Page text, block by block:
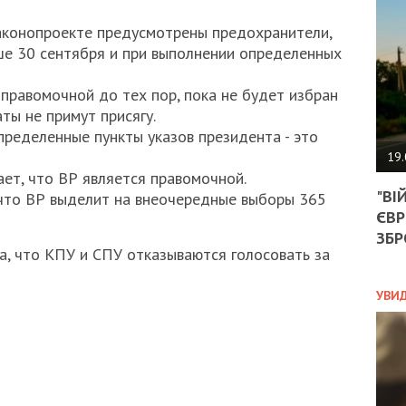
предусмотрены предохранители,
30 сентября и при выполнении определенных
до тех пор, пока не будет избран
не примут присягу.
пункты указов президента - это
что ВР является правомочной.
ВР выделит на внеочередные выборы 365
что КПУ и СПУ отказываются голосовать за
НА